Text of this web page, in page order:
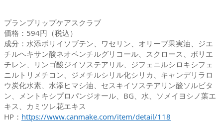
プランプリップケアスクラブ
価格：594円（税込）
成分：水添ポリイソブテン、ワセリン、オリーブ果実油、ジエ
チルヘキサン酸ネオペンチルグリコール、スクロース、ポリエ
チレン、リンゴ酸ジイソステアリル、ジフェニルシロキシフェ
ニルトリメチコン、ジメチルシリル化シリカ、キャンデリラロ
ウ炭化水素、水添ヒマシ油、セスキイソステアリン酸ソルビタ
ン、メントキシプロパンジオール、BG、水、ソメイヨシノ葉エ
キス、カミツレ花エキス
HP： https://www.canmake.com/item/detail/118